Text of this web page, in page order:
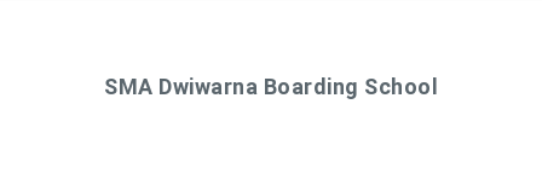
SMA Dwiwarna Boarding School